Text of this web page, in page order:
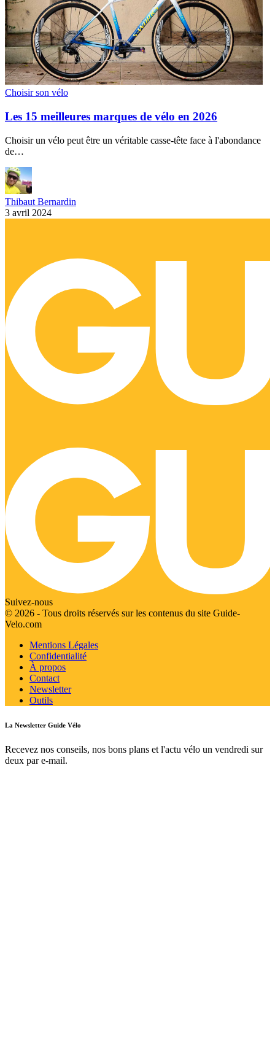
Choisir son vélo
Les 15 meilleures marques de vélo en 2026
Choisir un vélo peut être un véritable casse-tête face à l'abondance
de…
Thibaut Bernardin
3 avril 2024
Suivez-nous
© 2026 - Tous droits réservés sur les contenus du site Guide-
Velo.com
Mentions Légales
Confidentialité
À propos
Contact
Newsletter
Outils
La Newsletter Guide Vélo
Recevez nos conseils, nos bons plans et l'actu vélo un vendredi sur
deux par e-mail.